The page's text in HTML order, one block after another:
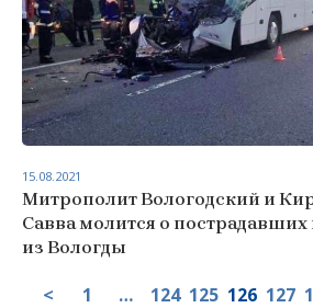
Митрополит Вологодский и
Савва молится о пострадавших
из Вологды
15.08.2021
< 1 … 124 125 126 127